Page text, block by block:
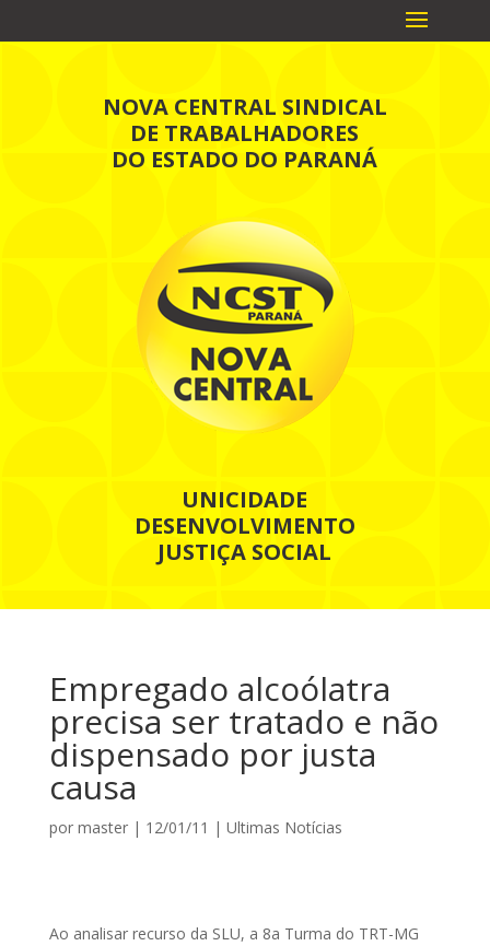
NOVA CENTRAL SINDICAL
DE TRABALHADORES
DO ESTADO DO PARANÁ
UNICIDADE
DESENVOLVIMENTO
JUSTIÇA SOCIAL
Empregado alcoólatra
precisa ser tratado e não
dispensado por justa
causa
por master| 12/01/11 | Ultimas Notícias
Ao analisar recurso da SLU, a 8a Turma do TRT-MG